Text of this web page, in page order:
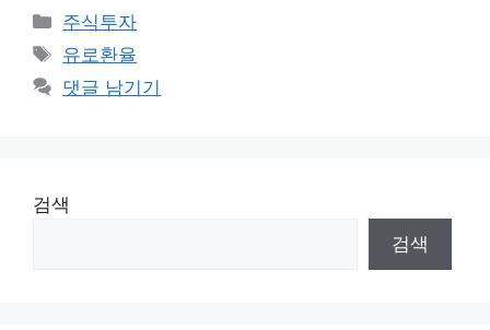
카
테
리
주식투자
태
그
유로환율
댓글 남기기
검색
검색